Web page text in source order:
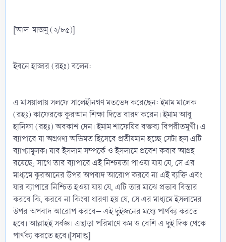
[আল-মাজমু (২/৮৫)]
ইবনে হাজার (রহঃ) বলেন:
এ মাসয়ালায় সলফে সালেহীনগণ মতভেদ করেছেন: ইমাম মালেক
(রহঃ) কাফেরকে কুরআন শিক্ষা দিতে বারণ করেন। ইমাম আবু
হানিফা (রহঃ) অবকাশ দেন। ইমাম শাফেয়ির বক্তব্য বিপরীতমুখী। এ
ব্যাপারে যা অগ্রগণ্য অভিমত হিসেবে প্রতীয়মান হচ্ছে সেটা হল এটি
ব্যাখ্যামূলক। যার ইসলাম সম্পর্কে ও ইসলামে প্রবেশ করার আগ্রহ
রয়েছে; সাথে তার ব্যাপারে এই নিশ্চয়তা পাওয়া যায় যে, সে এর
মাধ্যমে কুরআনের উপর অপবাদ আরোপ করবে না এই ব্যক্তি এবং
যার ব্যাপারে নিশ্চিত হওয়া যায় যে, এটি তার মাঝে প্রভাব বিস্তার
করবে কি, করবে না কিংবা ধারণা হয় যে, সে এর মাধ্যমে ইসলামের
উপর অপবাদ আরোপ করবে– এই দুইজনের মধ্যে পার্থক্য করতে
হবে। আল্লাহই সর্বজ্ঞ। এছাড়া পরিমাণে কম ও বেশি এ দুই দিক থেকে
পার্থক্য করতে হবে।[সমাপ্ত]